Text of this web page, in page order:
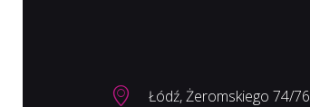
Łódź, Żeromskiego 74/76